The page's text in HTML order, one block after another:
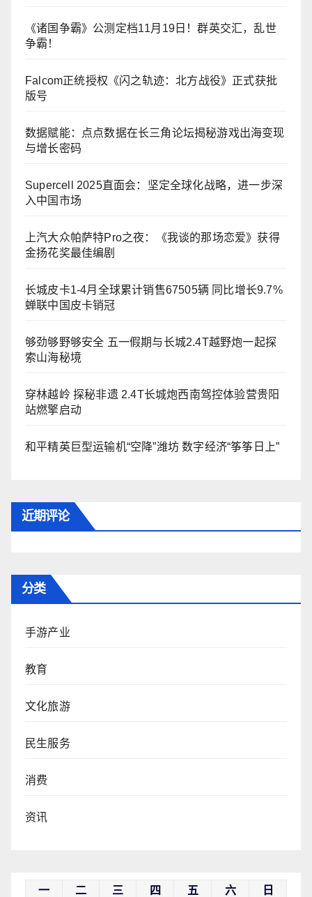
《诸国争霸》公测定档11月19日！群英交汇，乱世
争霸！
Falcom正统授权《闪之轨迹：北方战役》正式获批
版号
数据赋能：点点数据在长三角论坛揭秘游戏出海变现
与增长密码
Supercell 2025直面会：坚定全球化战略，进一步深
入中国市场
上汽大众帕萨特Pro之夜：《我谈的那场恋爱》获得
金扬花奖最佳编剧
长城皮卡1-4月全球累计销售67505辆 同比增长9.7%
蝉联中国皮卡销冠
够劲够野够安全 五一假期与长城2.4T越野炮一起探
索山海秘境
穿林越岭 探秘非遗 2.4T长城炮西南驾控体验营贵阳
站燃擎启动
和平精英巨型运输机“空降”潍坊 数字经济“筝筝日上”
近期评论
分类
手游产业
教育
文化旅游
民生服务
消费
资讯
一 二 三 四 五 六 日